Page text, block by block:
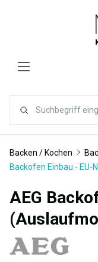
Backen / Kochen
Backofen Einbau - EU-
AEG